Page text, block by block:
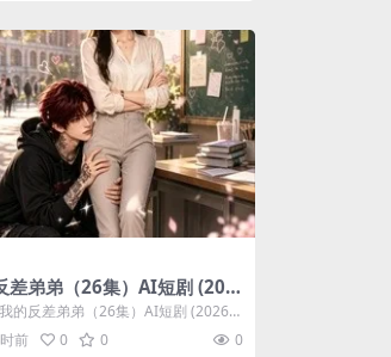
差弟弟（26集）AI短剧 (202
的反差弟弟（26集）AI短剧 (2026)
剧 年份：2026 ...
前 0 0 0